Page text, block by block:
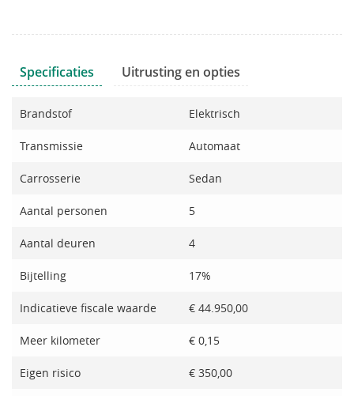
Specificaties Uitrusting en opties
Brandstof Elektrisch
Transmissie Automaat
Carrosserie Sedan
Aantal personen 5
Aantal deuren 4
Bijtelling 17%
Indicatieve fiscale waarde € 44.950,00
Meer kilometer € 0,15
Eigen risico € 350,00